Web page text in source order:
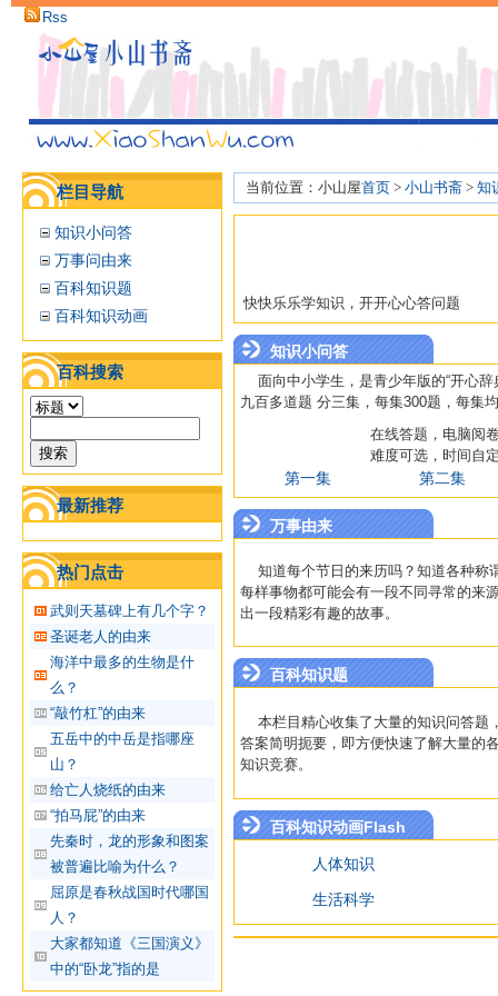
Rss
栏目导航
知识小问答
万事问由来
百科知识题
百科知识动画
百科搜索
最新推荐
热门点击
武则天墓碑上有几个字？
圣诞老人的由来
海洋中最多的生物是什
么？
“敲竹杠”的由来
五岳中的中岳是指哪座
山？
给亡人烧纸的由来
“拍马屁”的由来
先秦时，龙的形象和图案
被普遍比喻为什么？
屈原是春秋战国时代哪国
人？
大家都知道《三国演义》
中的“卧龙”指的是
当前位置：小山屋首页 > 小山书斋 > 知
快快乐乐学知识，开开心心答问题
知识小问答
面向中小学生，是青少年版的“开心辞
九百多道题 分三集，每集300题，每集
在线答题，电脑阅
难度可选，时间自
第一集 第二集
万事由来
知道每个节日的来历吗？知道各种称
每样事物都可能会有一段不同寻常的来
出一段精彩有趣的故事。
百科知识题
本栏目精心收集了大量的知识问答题
答案简明扼要，即方便快速了解大量的
知识竞赛。
百科知识动画Flash
人体知识
生活科学